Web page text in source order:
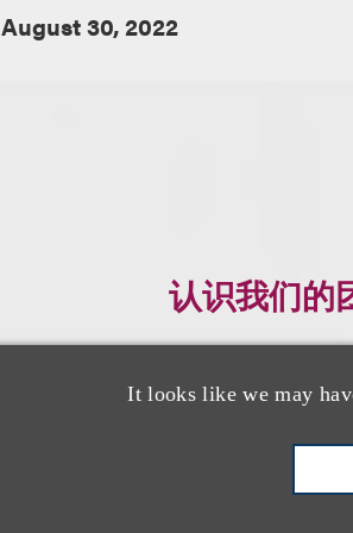
It looks like we may
August 30, 2022
认识我们的